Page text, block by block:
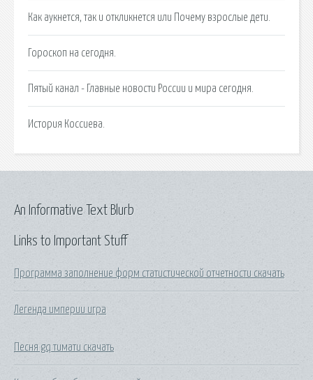
Как аукнется, так и откликнется или Почему взрослые дети.
Гороскоп на сегодня.
Пятый канал - Главные новости России и мира сегодня.
История Коссиева.
Links to Important Stuff
Программа заполнение форм статистической отчетности скачать
Легенда империи игра
Песня gq тимати скачать
An Informative Text Blurb